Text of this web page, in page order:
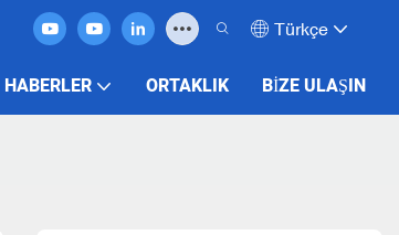
Türkçe
HABERLER ORTAKLIK BIZE ULAŞIN